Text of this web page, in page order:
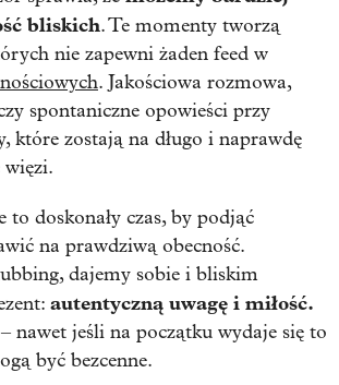
bliskich. Te momenty tworzą
nie zapewni żaden feed w
. Jakościowa rozmowa,
spontaniczne opowieści przy
które zostają na długo i naprawdę
to doskonały czas, by podjąć
na prawdziwą obecność.
dajemy sobie i bliskim
autentyczną uwagę i miłość.
nawet jeśli na początku wydaje się to
być bezcenne.